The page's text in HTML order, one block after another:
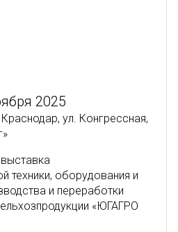
2025
ул. Конгрессная,
техники, оборудования и
и переработки
«ЮГАГРО